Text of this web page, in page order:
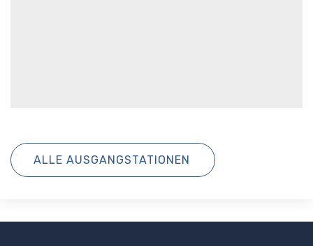
ALLE AUSGANGSTATIONEN